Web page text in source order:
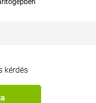
kérdés